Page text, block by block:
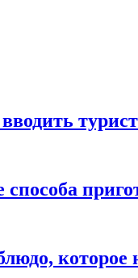
которое